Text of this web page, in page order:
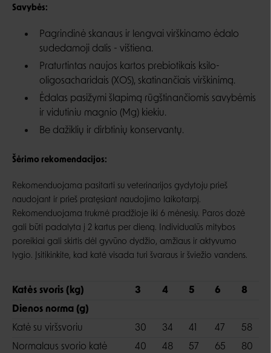
Savybės:
Pagrindinė skanaus ir lengvai virškinamo ėdalo
sudedamoji dalis - vištiena.
Praturtintas naujos kartos prebiotikais ksilo-
oligosacharidais (XOS), skatinančiais virškinimą.
Ėdalas pasižymi šlapimą rūgštinančiomis savybėmis
ir vidutiniu magnio (Mg) kiekiu.
Be dažiklių ir dirbtinių konservantų.
Šėrimo rekomendacijos:
Rekomenduojama pasitarti su veterinarijos gydytoju prieš
naudojant ir prieš pratęsiant naudojimo laikotarpį.
Rekomenduojama trukmė pradžioje iki 6 mėnesių. Paros dozė
gali būti padalyta į 2 kartus per dieną. Individualūs mitybos
poreikiai gali skirtis dėl gyvūno dydžio, amžiaus ir aktyvumo
lygio. Įsitikinkite, kad katė visada turi švaraus ir šviežio vandens.
Katės svoris (kg) 3 4 5 6
8
Dienos norma (g)
Katė su viršsvoriu
30 34 41 47
58
Normalaus svorio katė
40 48 57 65
80